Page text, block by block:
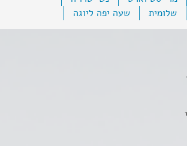
שלומית שעה יפה ליוגה